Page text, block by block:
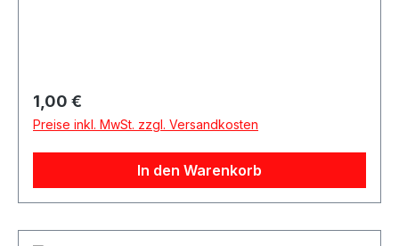
Regulärer Preis:
1,00 €
Preise inkl. MwSt. zzgl. Versandkosten
In den Warenkorb